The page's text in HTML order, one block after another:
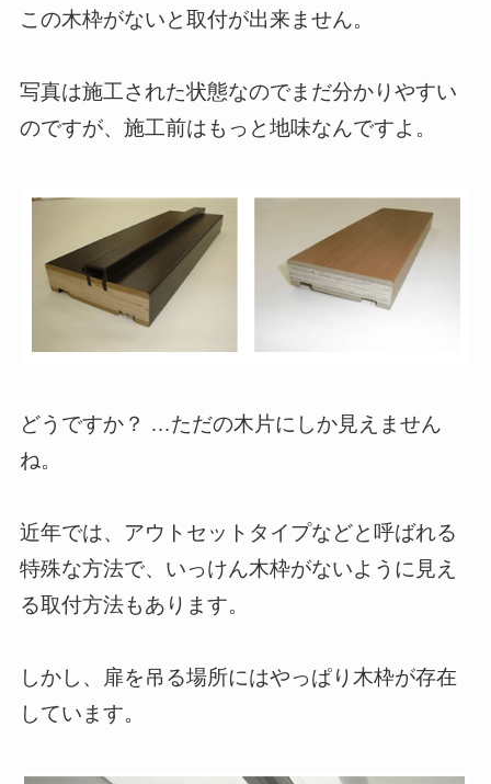
この木枠がないと取付が出来ません。
写真は施工された状態なのでまだ分かりやすい
のですが、施工前はもっと地味なんですよ。
どうですか？ …ただの木片にしか見えません
ね。
近年では、アウトセットタイプなどと呼ばれる
特殊な方法で、いっけん木枠がないように見え
る取付方法もあります。
しかし、扉を吊る場所にはやっぱり木枠が存在
しています。